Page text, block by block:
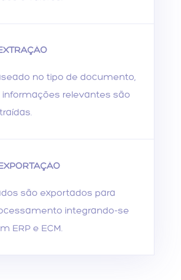
no tipo de documento,
informações relevantes são
são exportados para
integrando-se
ERP e ECM.